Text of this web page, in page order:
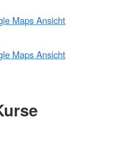
Maps Ansicht
Maps Ansicht